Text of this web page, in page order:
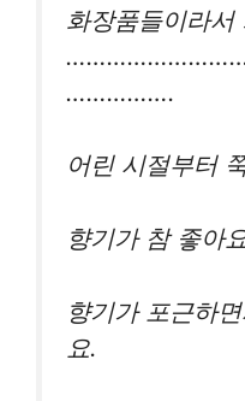
화장품들이라서
…………….
어린 시절부터
향기가 참 좋아
향기가 포근하
요.